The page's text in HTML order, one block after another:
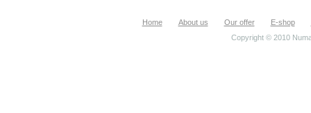
Home About us Our offer E-shop
Copyright © 2010